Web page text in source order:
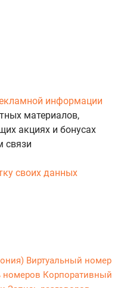
информации
материалов,
акциях и бонусах
связи
своих данных
Виртуальный номер
номеров Корпоративный